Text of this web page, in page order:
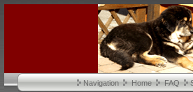
Navigation Home FAQ